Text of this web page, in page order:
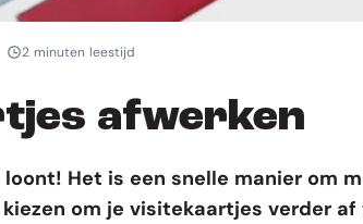
2 minuten leestijd
afwerken
loont! Het is een snelle manier om
om je visitekaartjes verder